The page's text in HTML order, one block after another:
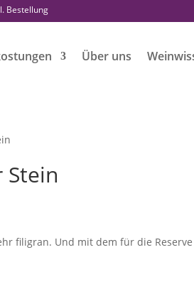
Bestellung
Über uns
Stein
filigran. Und mit dem für die